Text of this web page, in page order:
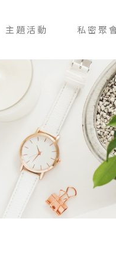
主題活動 私密聚